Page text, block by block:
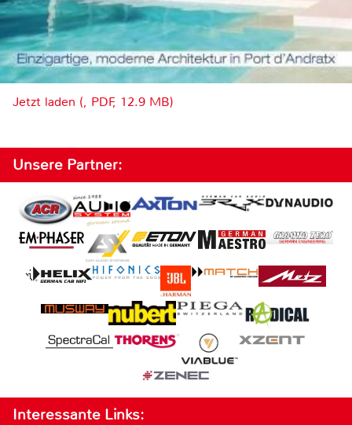
Jetzt laden (, PDF, 12.9 MB)
Unsere Partner:
Interessante Links: